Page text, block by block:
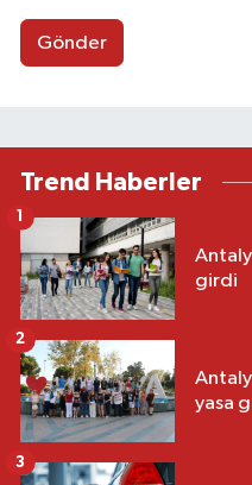
Gönder
Trend Haberler
girdi
1
yasa
2
3